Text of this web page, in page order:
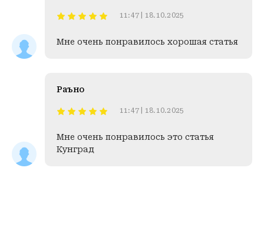
11:47 | 18.10.2025
Мне очень понравилось хорошая статья
Раъно
11:47 | 18.10.2025
Мне очень понравилось это статья
Кунград